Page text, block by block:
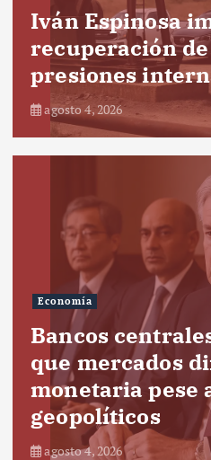
Iván Espinosa
recuperación
presiones
agosto 4, 2026
Economía
Bancos
que mercados
monetaria pese
geopolíticos
agosto 4, 2026